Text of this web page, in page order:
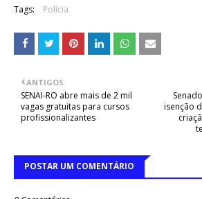
Tags: Polícia
isenção
ANTIGOS
SENAI-RO abre mais de 2 mil
vagas gratuitas para cursos
profissionalizantes
POSTAR UM COMENTÁRIO